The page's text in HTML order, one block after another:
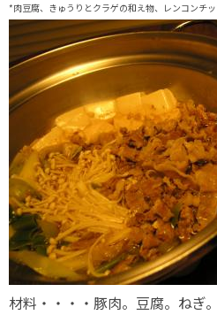
*肉豆腐、きゅうりとクラゲの和え物、レンコンチ
材料・・・・豚肉。豆腐。ね